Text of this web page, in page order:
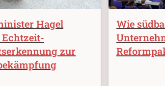
Hagel
zur
Wie